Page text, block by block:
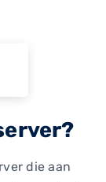
die aan